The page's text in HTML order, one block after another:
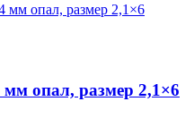
опал, размер 2,1×6